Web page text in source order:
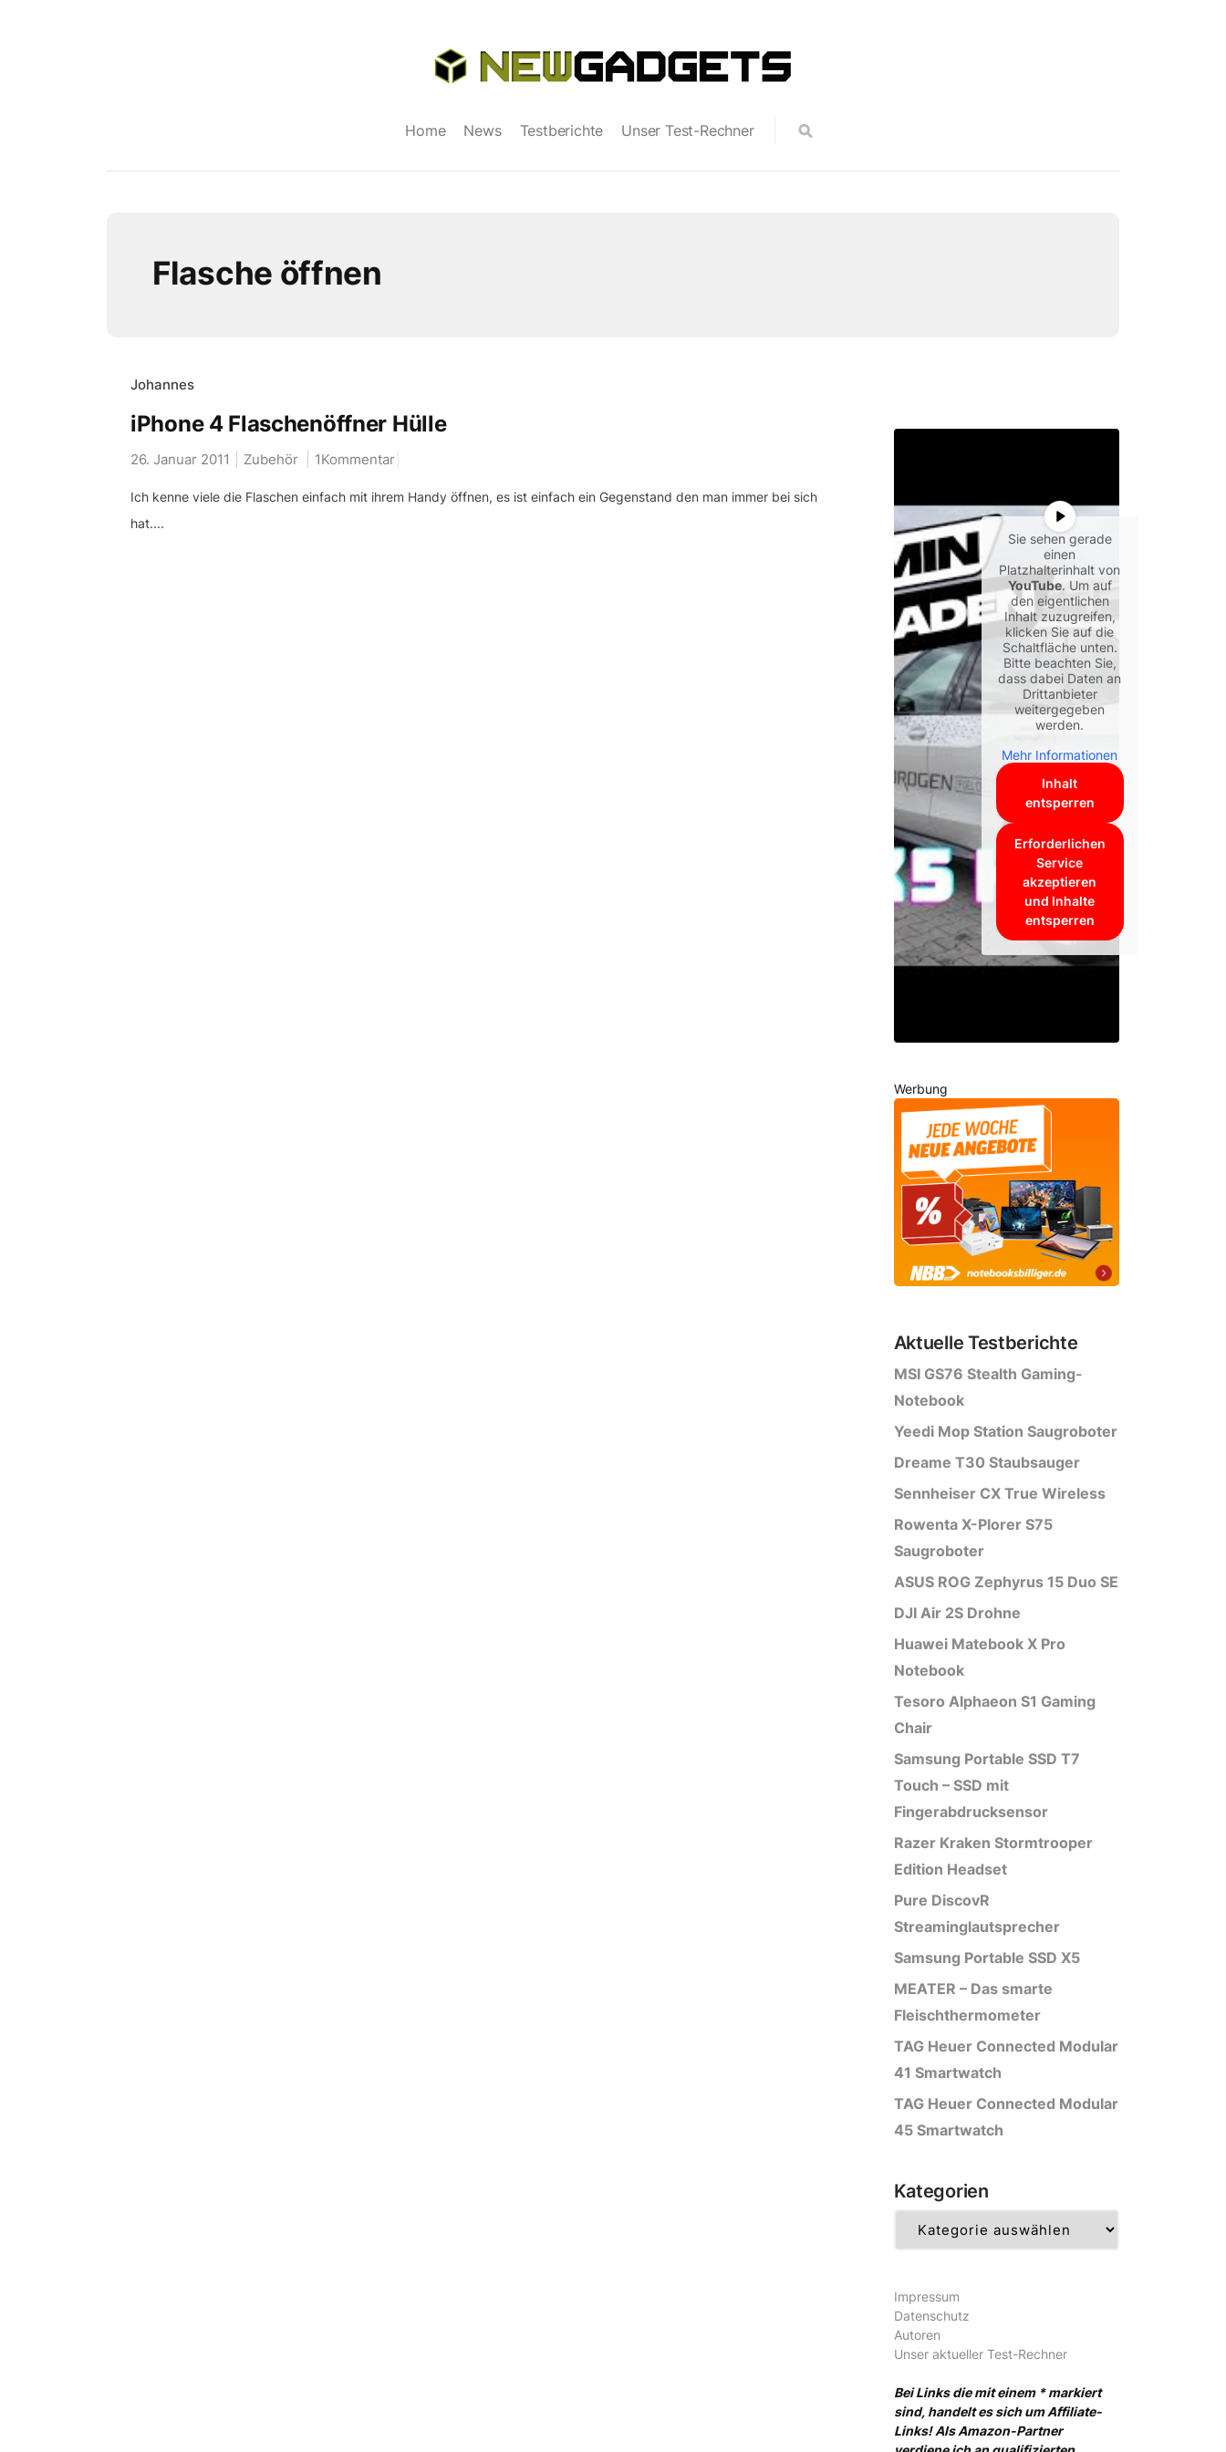
Home News Testberichte Unser Test-Rechner
Flasche öffnen
Johannes
iPhone 4 Flaschenöffner Hülle
26. Januar 2011 Zubehör 1Kommentar
Ich kenne viele die Flaschen einfach mit ihrem Handy öffnen, es ist einfach ein Gegenstand den man immer bei sich
hat....
Sie sehen gerade
einen
Platzhalterinhalt von
YouTube. Um auf
den eigentlichen
Inhalt zuzugreifen,
klicken Sie auf die
Schaltfläche unten.
Bitte beachten Sie,
dass dabei Daten an
Drittanbieter
weitergegeben
werden.
Mehr Informationen
Inhalt
entsperren
Erforderlichen
Service
akzeptieren
und Inhalte
entsperren
Werbung
Aktuelle Testberichte
MSI GS76 Stealth Gaming-
Notebook
Yeedi Mop Station Saugroboter
Dreame T30 Staubsauger
Sennheiser CX True Wireless
Rowenta X-Plorer S75
Saugroboter
ASUS ROG Zephyrus 15 Duo SE
DJI Air 2S Drohne
Huawei Matebook X Pro
Notebook
Tesoro Alphaeon S1 Gaming
Chair
Samsung Portable SSD T7
Touch – SSD mit
Fingerabdrucksensor
Razer Kraken Stormtrooper
Edition Headset
Pure DiscovR
Streaminglautsprecher
Samsung Portable SSD X5
MEATER – Das smarte
Fleischthermometer
TAG Heuer Connected Modular
41 Smartwatch
TAG Heuer Connected Modular
45 Smartwatch
Kategorien
Impressum
Datenschutz
Autoren
Unser aktueller Test-Rechner
Bei Links die mit einem * markiert
sind, handelt es sich um Affiliate-
Links! Als Amazon-Partner